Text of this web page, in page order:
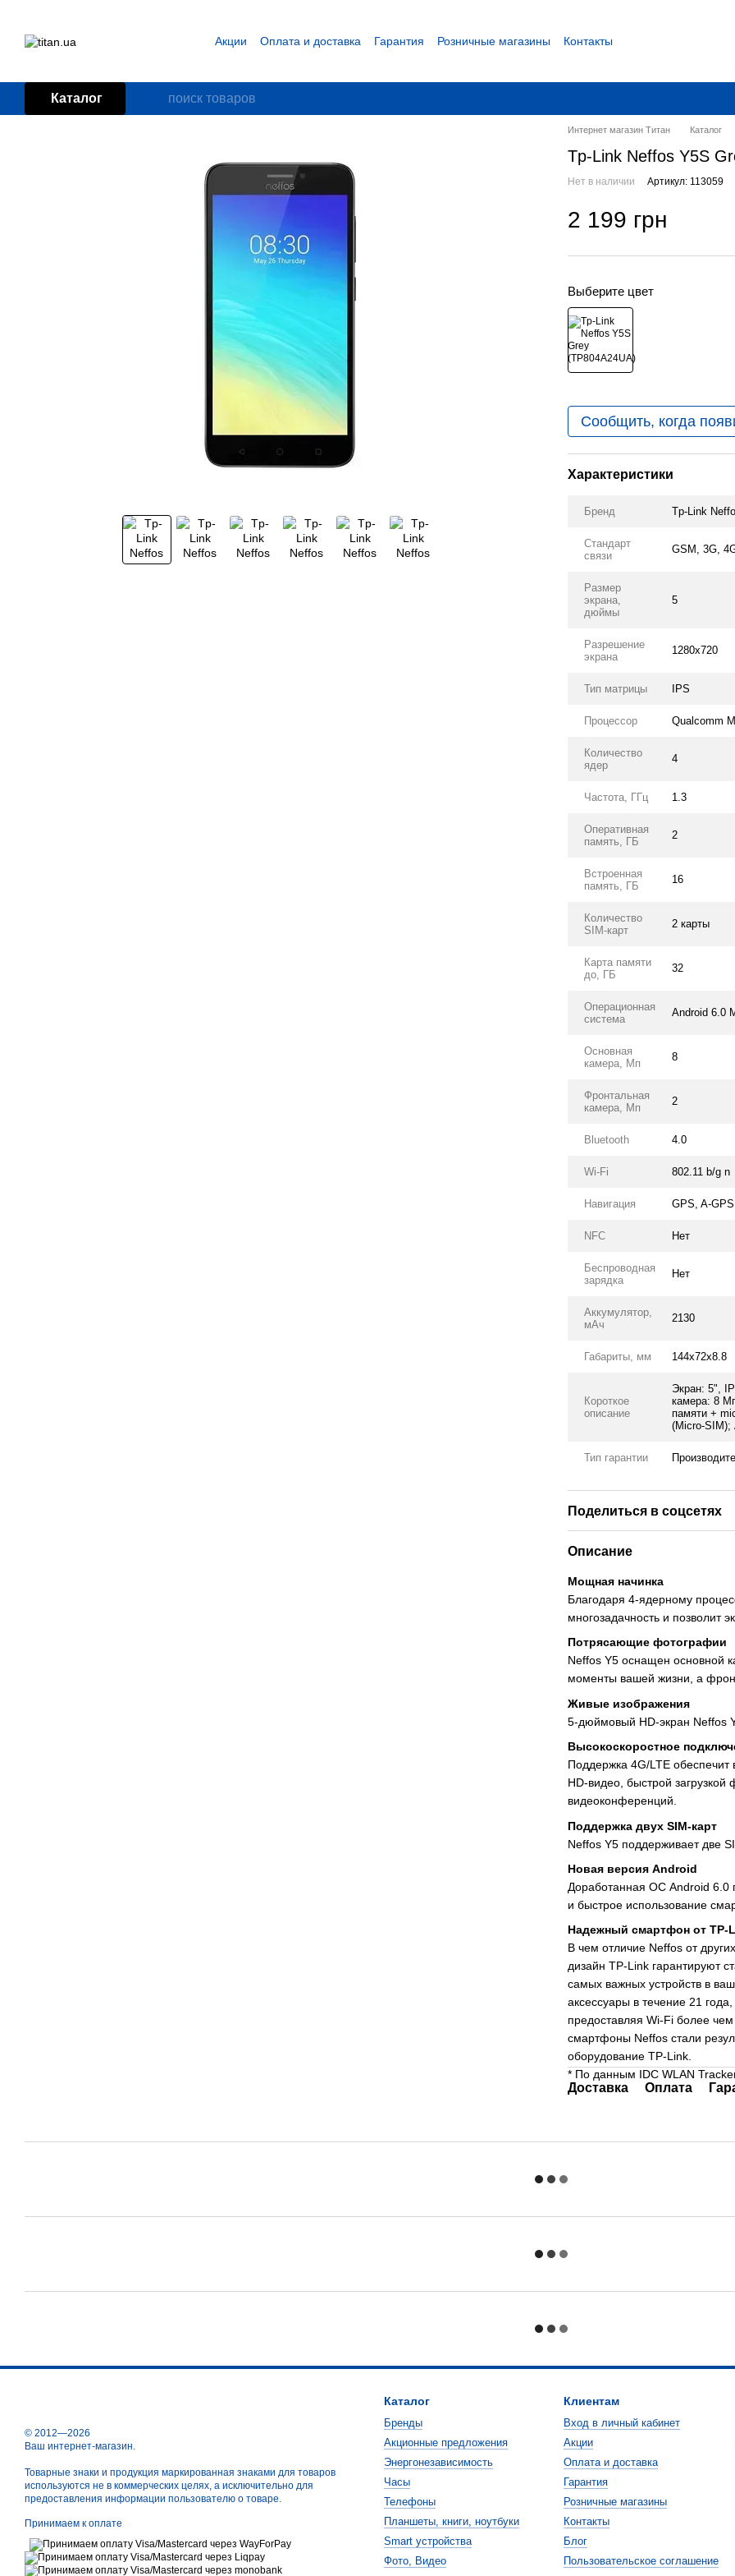
Акции Оплата и доставка Гарантия Розничные магазины
Контакты
Каталог
Интернет магазин Титан Каталог
Tp-Link Neffos Y5S
Нет в наличии Артикул: 113059
2 199 грн
Выберите цвет
Сообщить, когда
Характеристики
Бренд Tp-Link
Стандарт
связи
GSM, 3G,
Размер
экрана,
дюймы
5
Разрешение
экрана
1280x720
Тип матрицы IPS
Процессор Qualcomm
Количество
ядер
4
Частота, ГГц 1.3
Оперативная
память, ГБ
2
Встроенная
память, ГБ
16
Количество
SIM-карт
2 карты
Карта памяти
до, ГБ
32
Операционная
система
Android 6.0
Основная
камера, Мп
8
Фронтальная
камера, Мп
2
Bluetooth 4.0
Wi-Fi 802.11 b/g n
Навигация GPS, A-GPS
NFC Нет
Беспроводная
зарядка
Нет
Аккумулятор,
мАч
2130
Габариты, мм 144x72x8.8
Короткое
описание
Экран: 5",
камера: 8
памяти +
(Micro-SIM);
Тип гарантии
Поделиться в соцсетях
Описание
Мощная начинка
Благодаря 4-ядерному
многозадачность и позволит
Потрясающие фотографии
Neffos Y5 оснащен основной
моменты вашей жизни, а
Живые изображения
5-дюймовый HD-экран Neffos
Высокоскоростное
Поддержка 4G/LTE
HD-видео, быстрой
видеоконференций.
Поддержка двух SIM-карт
Neffos Y5 поддерживает две
Новая версия Android
Доработанная ОС Android 6.0
и быстрое использование
Надежный смартфон от TP-
В чем отличие Neffos от
дизайн TP-Link гарантируют
самых важных устройств в
аксессуары в течение 21
предоставляя Wi-Fi более
смартфоны Neffos стали
оборудование TP-Link.
* По данным IDC WLAN
Доставка Оплата
© 2012—2026
Ваш интернет-магазин.
Товарные знаки и продукция маркированная знаками для товаров
используются не в коммерческих целях, а исключительно для
предоставления информации пользователю о товаре.
Принимаем к оплате
Каталог
Бренды
Акционные предложения
Энергонезависимость
Часы
Телефоны
Планшеты, книги, ноутбуки
Smart устройства
Фото, Видео
Клиентам
Вход в личный кабинет
Акции
Оплата и доставка
Гарантия
Розничные магазины
Контакты
Блог
Пользовательское соглашение